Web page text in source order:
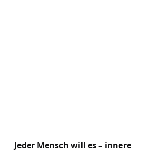
Jeder Mensch will es – innere